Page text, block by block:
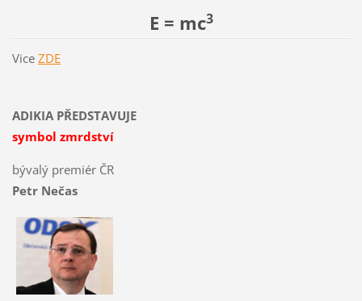
E = mc3
Vice ZDE
ADIKIA PŘEDSTAVUJE
symbol zmrdství
bývalý premiér ČR
Petr Nečas